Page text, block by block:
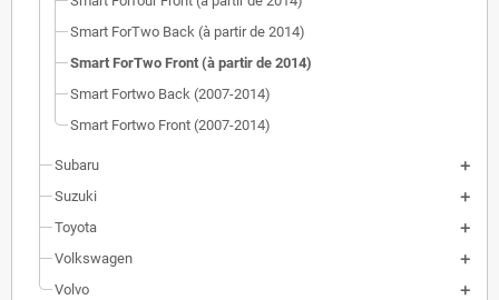
Smart ForTwo Back (à partir de 2014)
Smart ForTwo Front (à partir de 2014)
Smart Fortwo Back (2007-2014)
Smart Fortwo Front (2007-2014)
Subaru
Suzuki
Toyota
Volkswagen
Volvo